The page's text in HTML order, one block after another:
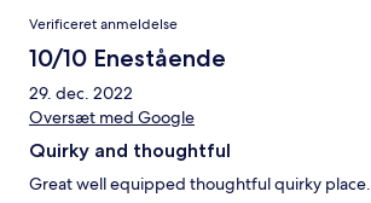
Verificeret anmeldelse
10/10 Enestående
29. dec. 2022
Oversæt med Google
Quirky and thoughtful
Great well equipped thoughtful quirky place.